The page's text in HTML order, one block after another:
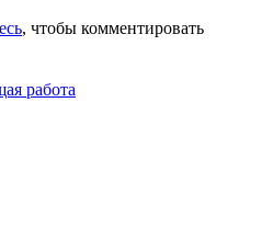
, чтобы комментировать
работа